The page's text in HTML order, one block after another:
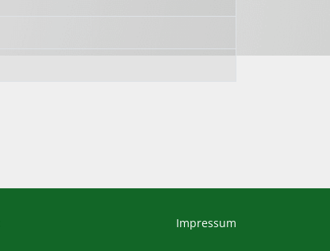
Impressum